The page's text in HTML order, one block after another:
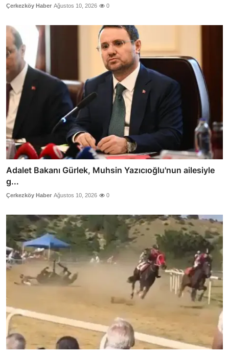
Çerkezköy Haber Ağustos 10, 2026 0
Adalet Bakanı Gürlek, Muhsin Yazıcıoğlu'nun ailesiyle
g...
Çerkezköy Haber Ağustos 10, 2026 0